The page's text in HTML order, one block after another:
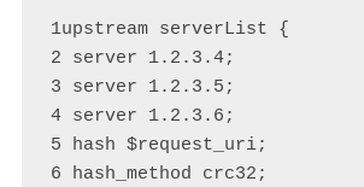
1upstream serverList {
2 server 1.2.3.4;
3 server 1.2.3.5;
4 server 1.2.3.6;
5 hash $request_uri;
6 hash_method crc32;